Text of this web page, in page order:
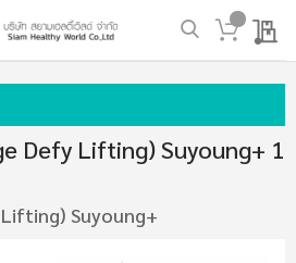
My
Defy Lifting) Suyoung+ 1
Lifting) Suyoung+